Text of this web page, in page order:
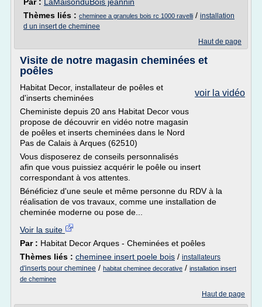
Thèmes liés : cheminee a granules bois rc 1000 ravelli / installation
d un insert de cheminee
Haut de page
Visite de notre magasin cheminées et
poêles
voir la vidéo
Habitat Decor, installateur de poêles et
d'inserts cheminées
Cheministe depuis 20 ans Habitat Decor vous
propose de découvrir en vidéo notre magasin
de poêles et inserts cheminées dans le Nord
Pas de Calais à Arques (62510)
Vous disposerez de conseils personnalisés
afin que vous puissiez acquérir le poêle ou insert
correspondant à vos attentes.
Bénéficiez d'une seule et même personne du RDV à la
réalisation de vos travaux, comme une installation de
cheminée moderne ou pose de...
Voir la suite
Par : Habitat Decor Arques - Cheminées et poêles
Thèmes liés : cheminee insert poele bois / installateurs
d'inserts pour cheminee / habitat cheminee decorative / installation insert
de cheminee
Haut de page